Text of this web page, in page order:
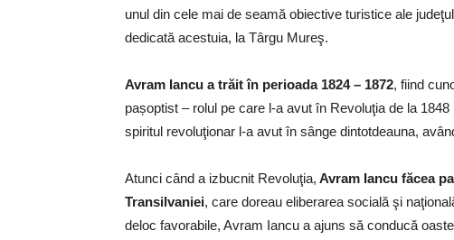
unul din cele mai de seamă obiective turistice ale
dedicată acestuia, la Târgu Mureş.
Avram Iancu a trăit în perioada 1824 – 1872, fiind
pașoptist – rolul pe care l-a avut în Revoluţia de la
spiritul revoluţionar l-a avut în sânge dintotdeauna,
Atunci când a izbucnit Revoluţia, Avram Iancu făcea
Transilvaniei, care doreau eliberarea socială şi
deloc favorabile, Avram Iancu a ajuns să conducă